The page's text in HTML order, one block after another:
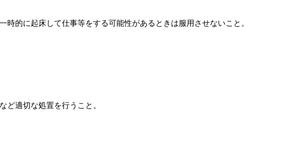
的に起床して仕事等をする可能性があるときは服用させないこと。
ど適切な処置を行うこと。